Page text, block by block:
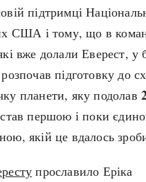
підтримці
США і тому, що в
вже долали Еверест, у
підготовку до
планети, яку подолав
першою і поки
якій це вдалось
прославило Еріка